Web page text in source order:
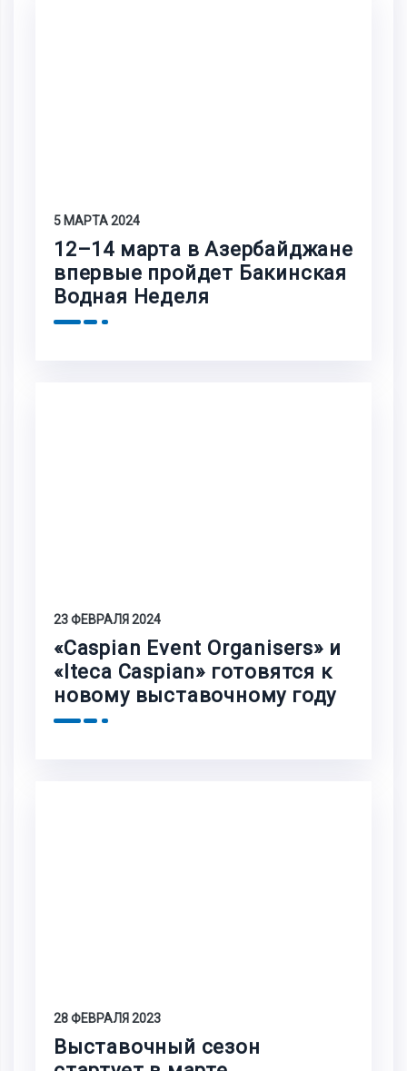
5 МАРТА 2024
12–14 марта в Азербайджане
впервые пройдет Бакинская
Водная Неделя
23 ФЕВРАЛЯ 2024
«Caspian Event Organisers» и
«Iteca Caspian» готовятся к
новому выставочному году
28 ФЕВРАЛЯ 2023
Выставочный сезон